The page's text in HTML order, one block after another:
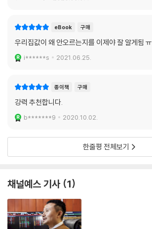
eBook 구매
우리집값이 왜 안오르는지를 이제야 잘 알게됨 ㅠ
i******s 2021.06.25.
종이책 구매
강력 추천합니다.
b*******9 2020.10.02.
한줄평 전체보기
채널예스 기사 1